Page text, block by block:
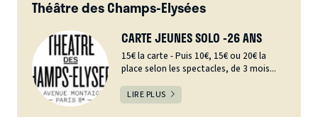
Théâtre des Champs-Elysées
CARTE JEUNES SOLO -26 ANS
15€ la carte - Puis 10€, 15€ ou 20€ la
place selon les spectacles, de 3 mois...
LIRE PLUS